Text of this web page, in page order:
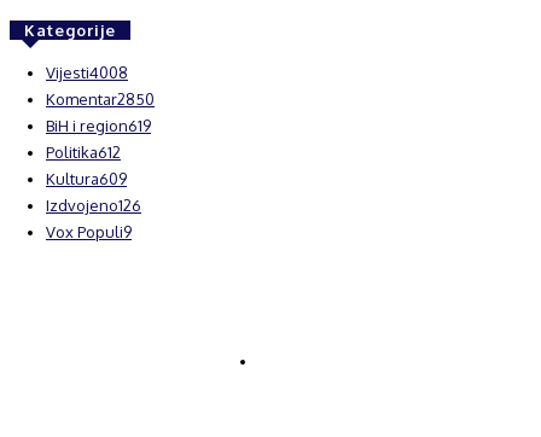
Kategorije
Vijesti4008
Komentar2850
BiH i region619
Politika612
Kultura609
Izdvojeno126
Vox Populi9